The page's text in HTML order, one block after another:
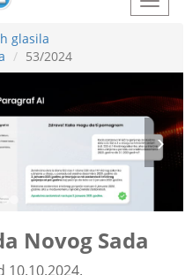
glasila
53/2024
Novog Sada
10.10.2024.